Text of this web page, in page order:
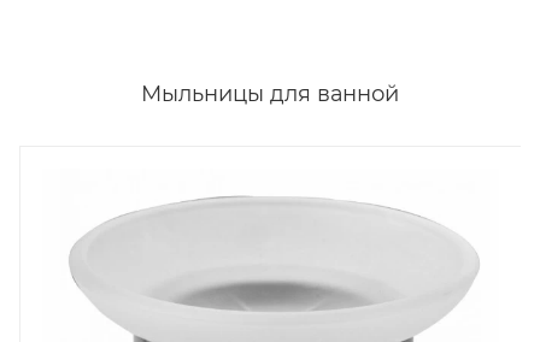
Мыльницы для ванной